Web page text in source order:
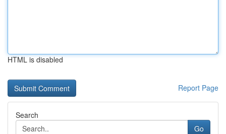
HTML is disabled
Report Page
Search
Go